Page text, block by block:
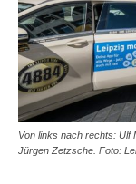
Von links nach rechts: Ulf
Jürgen Zetzsche. Foto: